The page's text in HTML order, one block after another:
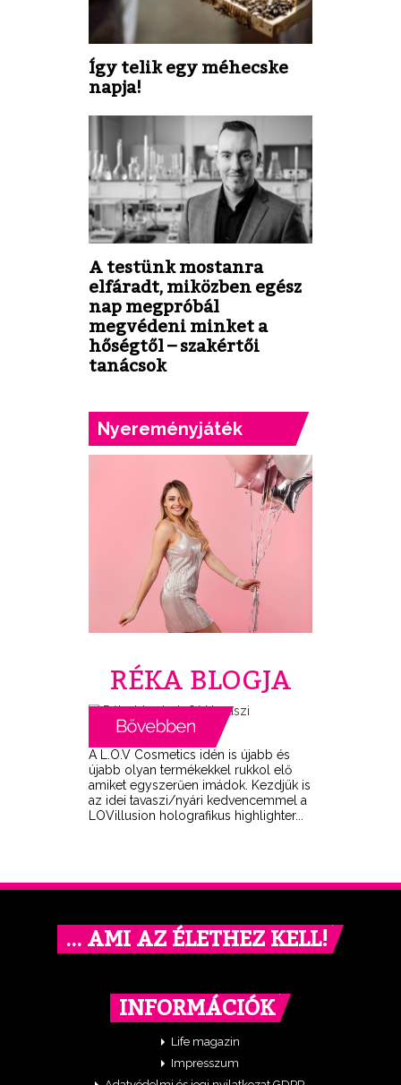
Így telik egy méhecske
napja!
A testünk mostanra
elfáradt, miközben egész
nap megpróbál
megvédeni minket a
hőségtől – szakértői
tanácsok
Nyereményjáték
RÉKA BLOGJA
A L.O.V Cosmetics idén is újabb és
újabb olyan termékekkel rukkol elő
amiket egyszerűen imádok. Kezdjük is
az idei tavaszi/nyári kedvencemmel a
LOVillusion holografikus highlighter...
… AMI AZ ÉLETHEZ KELL!
INFORMÁCIÓK
Life magazin
Impresszum